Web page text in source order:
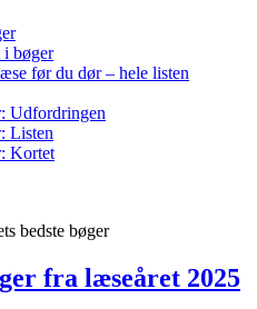
bøger
før du dør – hele listen
Udfordringen
Listen
Kortet
bedste bøger
fra læseåret 2025